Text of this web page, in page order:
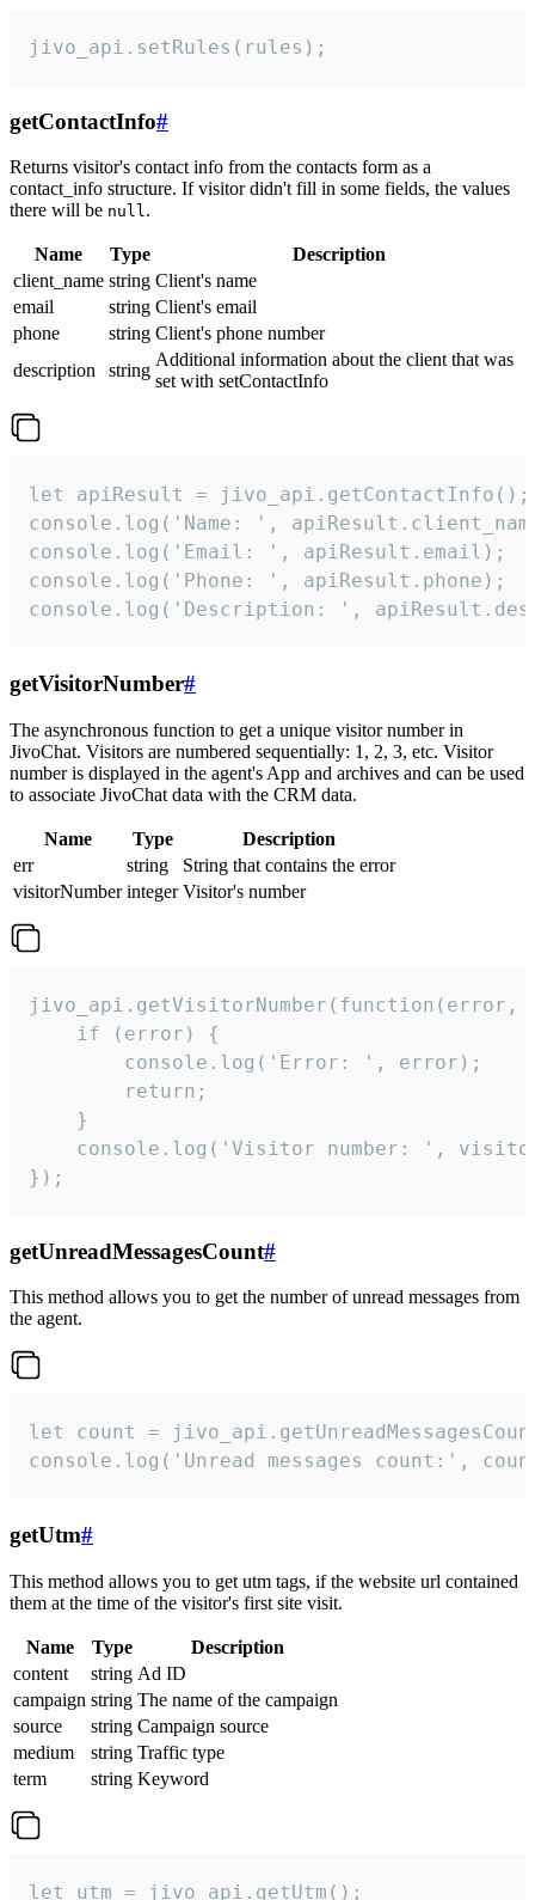
jivo_api.setRules(rules);
getContactInfo#
Returns visitor's contact info from the contacts form as a
contact_info structure. If visitor didn't fill in some fields, the values
there will be null.
Name Type
Description
client_name string Client's name
email
string Client's email
phone
string Client's phone number
description
string
Additional information about the client that was
set with setContactInfo
let apiResult = jivo_api.getContactInfo();
console.log('Name: ',
console.log('Email: ', apiResult.email);
console.log('Phone: ', apiResult.phone);
console.log('Description: ',
getVisitorNumber#
The asynchronous function to get a unique visitor number in
JivoChat. Visitors are numbered sequentially: 1, 2, 3, etc. Visitor
number is displayed in the agent's App and archives and can be used
to associate JivoChat data with the CRM data.
Name Type
Description
err
string
String that contains the error
visitorNumber integer Visitor's number
jivo_api.getVisitorNumber(function(error,
    if (error) {
        console.log('Error: ', error);
        return;
    }
console.log('Visitor number: ',
});
getUnreadMessagesCount#
This method allows you to get the number of unread messages from
the agent.
let count =
console.log('Unread messages count:',
getUtm#
This method allows you to get utm tags, if the website url contained
them at the time of the visitor's first site visit.
Name Type
Description
content
string Ad ID
campaign string The name of the campaign
source
string Campaign source
medium
string Traffic type
term
string Keyword
let utm = jivo_api.getUtm();